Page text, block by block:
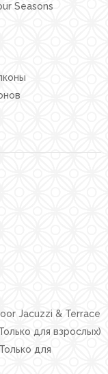
Seasons
Jacuzzi & Terrace
для взрослых)
для